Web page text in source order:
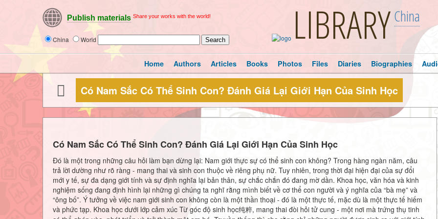
Publish materials Share your works with the world!
China World LIBRARY China
Home Authors Articles Books Photos Files Diaries Biographies
Có Nam Sắc Có Thể Sinh Con? Đánh Giá Lại Giới Hạn Của Sinh Học
Có Nam Sắc Có Thể Sinh Con? Đánh Giá Lại Giới Hạn Của Sinh Học
Đó là một trong những câu hỏi làm bạn dừng lại: Nam giới thực sự có thể sinh con không? Trong hàng ngàn năm, câu
trả lời dường như rõ ràng - mang thai và sinh con thuộc về riêng phụ nữ. Tuy nhiên, trong thời đại hiện đại của sự đổi
mới y tế, sự đa dạng giới tính và sự định nghĩa lại bản thân, sự chắc chắn đó đang mờ dần. Khoa học, văn hóa và kinh
nghiệm sống đang định hình lại những gì chúng ta nghĩ rằng mình biết về cơ thể con người và ý nghĩa của “bà mẹ” và
“ông bố”. Ý tưởng về việc nam giới sinh con không còn là một thần thoại - đó là một thực tế, mặc dù là một thực tế hiếm
và phức tạp. Khoa học dưới lớp cảm xúc Từ góc độ sinh học纯粹, mang thai đòi hỏi tử cung - một nơi mà trứng thụ tinh